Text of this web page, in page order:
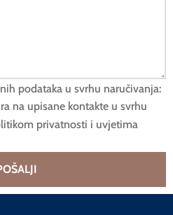
podataka u svrhu naručivanja:
na upisane kontakte u svrhu
privatnosti i uvjetima